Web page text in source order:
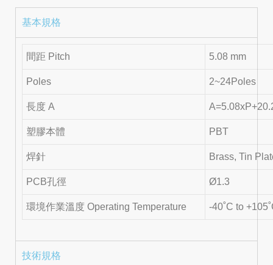
基本規格
間距 Pitch 5.08 mm
Poles 2~24Poles
長度 A
塑膠本體 PBT
焊針 Brass, Tin
PCB孔徑 Ø1.3
環境作業溫度 Operating Temperature -40˚C to
技術規格